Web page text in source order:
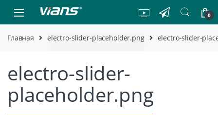
Skip to navigation
Skip to content
0
Главная electro-slider-placeholder.png electro-slider-
electro-slider-
placeholder.png